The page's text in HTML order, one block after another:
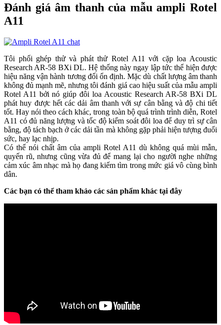
Đánh giá âm thanh của mẫu ampli Rotel
A11
Tôi phối ghép thử và phát thử Rotel A11 với cặp loa Acoustic
Research AR-58 BXi DL. Hệ thống này ngay lập tức thể hiện được
hiệu năng vận hành tương đối ổn định. Mặc dù chất lượng âm thanh
không đủ mạnh mẽ, nhưng tôi đánh giá cao hiệu suất của mẫu ampli
Rotel A11 bởi nó giúp đôi loa Acoustic Research AR-58 BXi DL
phát huy được hết các dải âm thanh với sự cân bằng và độ chi tiết
tốt. Hay nói theo cách khác, trong toàn bộ quá trình trình diễn, Rotel
A11 có đủ năng lượng và tốc độ kiểm soát đôi loa để duy trì sự cân
bằng, độ tách bạch ở các dải tần mà không gặp phải hiện tượng đuối
sức, hay lạc nhịp.
Có thể nói chất âm của ampli Rotel A11 dù không quá mùi mẫn,
quyến rũ, nhưng cũng vừa đủ để mang lại cho người nghe những
cảm xúc âm nhạc mà họ đang kiếm tìm trong mức giá vô cùng bình
dân.
Các bạn có thể tham khảo các sản phẩm khác tại đây